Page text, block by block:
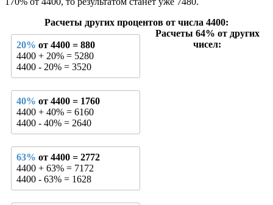
Расчеты других процентов от числа 4400:
20% от 4400 = 880
4400 + 20% = 5280
4400 - 20% = 3520
40% от 4400 = 1760
4400 + 40% = 6160
4400 - 40% = 2640
63% от 4400 = 2772
4400 + 63% = 7172
4400 - 63% = 1628
Расчеты 64% от других
чисел: